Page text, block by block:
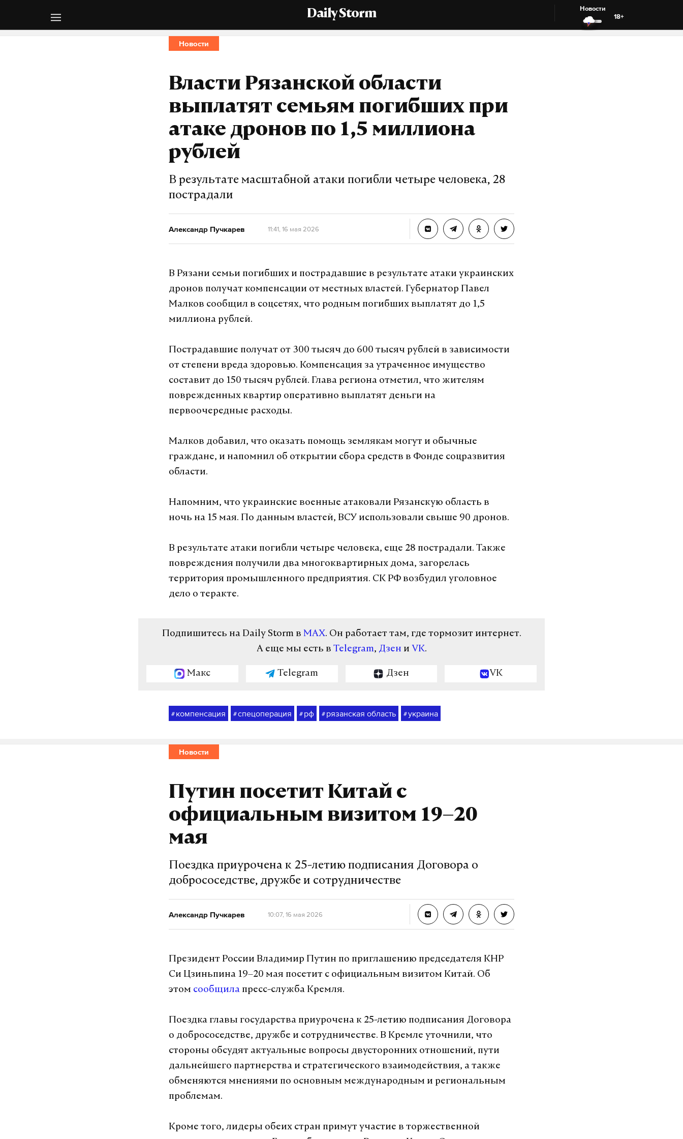
Daily Storm
Новости
18+
Новости
Власти Рязанской области
выплатят семьям погибших при
атаке дронов по 1,5 миллиона
рублей
В результате масштабной атаки погибли четыре человека, 28
пострадали
Александр Пучкарев 11:41, 16 мая 2026
В Рязани семьи погибших и пострадавшие в результате атаки украинских
дронов получат компенсации от местных властей. Губернатор Павел
Малков сообщил в соцсетях, что родным погибших выплатят до 1,5
миллиона рублей.
Пострадавшие получат от 300 тысяч до 600 тысяч рублей в зависимости
от степени вреда здоровью. Компенсация за утраченное имущество
составит до 150 тысяч рублей. Глава региона отметил, что жителям
поврежденных квартир оперативно выплатят деньги на
первоочередные расходы.
Малков добавил, что оказать помощь землякам могут и обычные
граждане, и напомнил об открытии сбора средств в Фонде соцразвития
области.
Напомним, что украинские военные атаковали Рязанскую область в
ночь на 15 мая. По данным властей, ВСУ использовали свыше 90 дронов.
В результате атаки погибли четыре человека, еще 28 пострадали. Также
повреждения получили два многоквартирных дома, загорелась
территория промышленного предприятия. СК РФ возбудил уголовное
дело о теракте.
Подпишитесь на Daily Storm в MAX. Он работает там, где тормозит интернет.
А еще мы есть в Telegram, Дзен и VK.
Макс Telegram Дзен VK
# компенсация #спецоперация # рф # рязанская область #украина
Новости
Путин посетит Китай с
официальным визитом 19–20
мая
Поездка приурочена к 25-летию подписания Договора о
добрососедстве, дружбе и сотрудничестве
Александр Пучкарев 10:07, 16 мая 2026
Президент России Владимир Путин по приглашению председателя КНР
Си Цзиньпина 19–20 мая посетит с официальным визитом Китай. Об
этом сообщила пресс-служба Кремля.
Поездка главы государства приурочена к 25-летию подписания Договора
о добрососедстве, дружбе и сотрудничестве. В Кремле уточнили, что
стороны обсудят актуальные вопросы двусторонних отношений, пути
дальнейшего партнерства и стратегического взаимодействия, а также
обменяются мнениями по основным международным и региональным
проблемам.
Кроме того, лидеры обеих стран примут участие в торжественной